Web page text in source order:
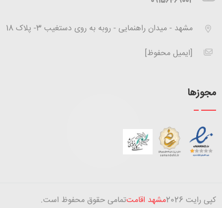
مشهد - میدان راهنمایی - روبه به روی دستغیب 3- پلاک 18
[ایمیل محفوظ]
مجوزها
کپی رایت 2026مشهد اقامتتمامی حقوق محفوظ است.